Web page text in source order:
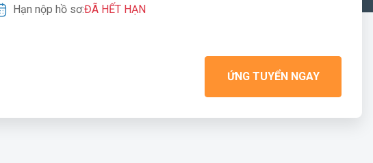
Hạn nộp hồ sơ:ĐÃ HẾT HẠN
ỨNG TUYỂN NGAY